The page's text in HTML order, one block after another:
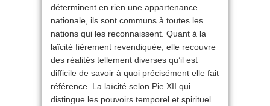
déterminent en rien une appartenance
nationale, ils sont communs à toutes les
nations qui les reconnaissent. Quant à la
laïcité fièrement revendiquée, elle recouvre
des réalités tellement diverses qu’il est
difficile de savoir à quoi précisément elle fait
référence. La laïcité selon Pie XII qui
distingue les pouvoirs temporel et spirituel